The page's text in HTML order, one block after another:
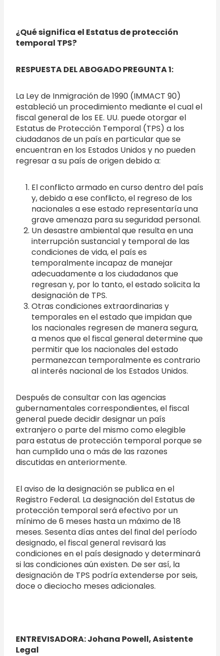
¿Qué significa el Estatus de protección
temporal TPS?
RESPUESTA DEL ABOGADO PREGUNTA 1:
La Ley de Inmigración de 1990 (IMMACT 90)
estableció un procedimiento mediante el cual el
fiscal general de los EE. UU. puede otorgar el
Estatus de Protección Temporal (TPS) a los
ciudadanos de un país en particular que se
encuentran en los Estados Unidos y no pueden
regresar a su país de origen debido a:
El conflicto armado en curso dentro del país
y, debido a ese conflicto, el regreso de los
nacionales a ese estado representaría una
grave amenaza para su seguridad personal.
Un desastre ambiental que resulta en una
interrupción sustancial y temporal de las
condiciones de vida, el país es
temporalmente incapaz de manejar
adecuadamente a los ciudadanos que
regresan y, por lo tanto, el estado solicita la
designación de TPS.
Otras condiciones extraordinarias y
temporales en el estado que impidan que
los nacionales regresen de manera segura,
a menos que el fiscal general determine que
permitir que los nacionales del estado
permanezcan temporalmente es contrario
al interés nacional de los Estados Unidos.
Después de consultar con las agencias
gubernamentales correspondientes, el fiscal
general puede decidir designar un país
extranjero o parte del mismo como elegible
para estatus de protección temporal porque se
han cumplido una o más de las razones
discutidas en anteriormente.
El aviso de la designación se publica en el
Registro Federal. La designación del Estatus de
protección temporal será efectivo por un
mínimo de 6 meses hasta un máximo de 18
meses. Sesenta días antes del final del período
designado, el fiscal general revisará las
condiciones en el país designado y determinará
si las condiciones aún existen. De ser así, la
designación de TPS podría extenderse por seis,
doce o dieciocho meses adicionales.
ENTREVISADORA: Johana Powell, Asistente
Legal